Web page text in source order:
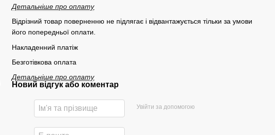
Детальніше про оплату
Відрізний товар поверненню не підлягає і відвантажується тільки за умови
його попередньої оплати.
Накладенний платіж
Безготівкова оплата
Детальніше про оплату
Новий відгук або коментар
Увійти за допомогою